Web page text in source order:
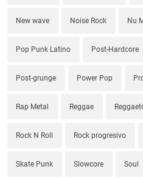
New wave Noise Rock Nu
Pop Punk Latino Post-Hardcore
Post-grunge Power Pop
Rap Metal Reggae
Rock N Roll Rock progresivo
Skate Punk Slowcore Soul